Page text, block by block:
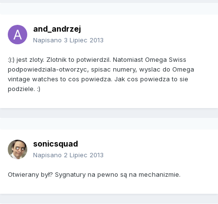
and_andrzej
Napisano 3 Lipiec 2013
:):) jest zloty. Zlotnik to potwierdzil. Natomiast Omega Swiss
podpowiedziala-otworzyc, spisac numery, wyslac do Omega
vintage watches to cos powiedza. Jak cos powiedza to sie
podziele. :)
sonicsquad
Napisano 2 Lipiec 2013
Otwierany był? Sygnatury na pewno są na mechanizmie.